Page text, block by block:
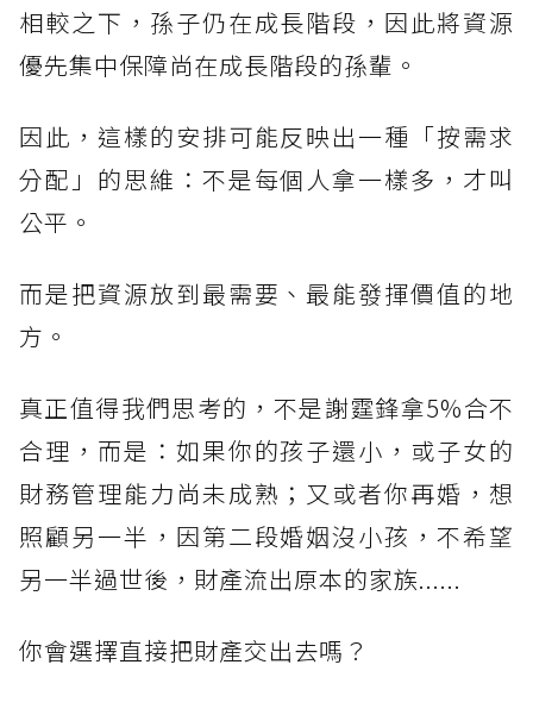
相較之下，孫子仍在成長階段，因此將資源
優先集中保障尚在成長階段的孫輩。
因此，這樣的安排可能反映出一種「按需求
分配」的思維：不是每個人拿一樣多，才叫
公平。
而是把資源放到最需要、最能發揮價值的地
方。
真正值得我們思考的，不是謝霆鋒拿5%合不
合理，而是：如果你的孩子還小，或子女的
財務管理能力尚未成熟；又或者你再婚，想
照顧另一半，因第二段婚姻沒小孩，不希望
另一半過世後，財產流出原本的家族......
你會選擇直接把財產交出去嗎？